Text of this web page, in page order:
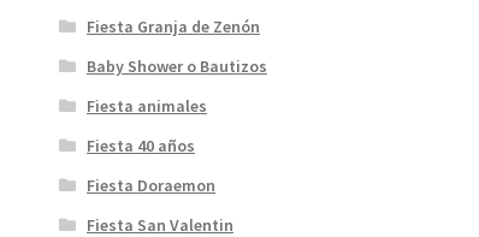
Fiesta Granja de Zenón
Baby Shower o Bautizos
Fiesta animales
Fiesta 40 años
Fiesta Doraemon
Fiesta San Valentin